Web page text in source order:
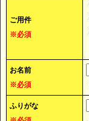
ご用件
※必須
お名前
※必須
ふりがな